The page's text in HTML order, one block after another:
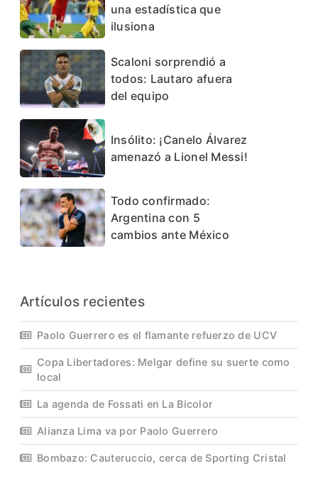
una estadística que
ilusiona
Scaloni sorprendió a
todos: Lautaro afuera
del equipo
Insólito: ¡Canelo Álvarez
amenazó a Lionel Messi!
Todo confirmado:
Argentina con 5
cambios ante México
Artículos recientes
Paolo Guerrero es el flamante refuerzo de UCV
Copa Libertadores: Melgar define su suerte como
local
La agenda de Fossati en La Bicolor
Alianza Lima va por Paolo Guerrero
Bombazo: Cauteruccio, cerca de Sporting Cristal